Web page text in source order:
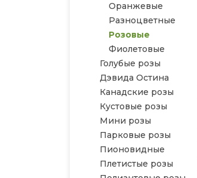
Оранжевые
Разноцветные
Розовые
Фиолетовые
Голубые розы
Дэвида Остина
Канадские розы
Кустовые розы
Мини розы
Парковые розы
Пионовидные
Плетистые розы